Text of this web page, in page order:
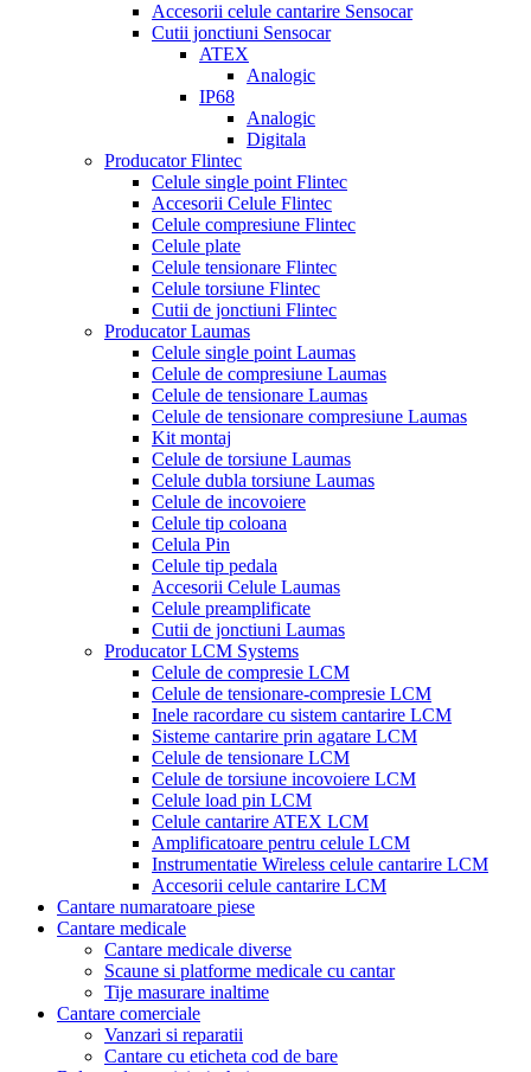
Accesorii celule cantarire Sensocar
Cutii jonctiuni Sensocar
ATEX
Analogic
IP68
Analogic
Digitala
Producator Flintec
Celule single point Flintec
Accesorii Celule Flintec
Celule compresiune Flintec
Celule plate
Celule tensionare Flintec
Celule torsiune Flintec
Cutii de jonctiuni Flintec
Producator Laumas
Celule single point Laumas
Celule de compresiune Laumas
Celule de tensionare Laumas
Celule de tensionare compresiune Laumas
Kit montaj
Celule de torsiune Laumas
Celule dubla torsiune Laumas
Celule de incovoiere
Celule tip coloana
Celula Pin
Celule tip pedala
Accesorii Celule Laumas
Celule preamplificate
Cutii de jonctiuni Laumas
Producator LCM Systems
Celule de compresie LCM
Celule de tensionare-compresie LCM
Inele racordare cu sistem cantarire LCM
Sisteme cantarire prin agatare LCM
Celule de tensionare LCM
Celule de torsiune incovoiere LCM
Celule load pin LCM
Celule cantarire ATEX LCM
Amplificatoare pentru celule LCM
Instrumentatie Wireless celule cantarire LCM
Accesorii celule cantarire LCM
Cantare numaratoare piese
Cantare medicale
Cantare medicale diverse
Scaune si platforme medicale cu cantar
Tije masurare inaltime
Cantare comerciale
Vanzari si reparatii
Cantare cu eticheta cod de bare